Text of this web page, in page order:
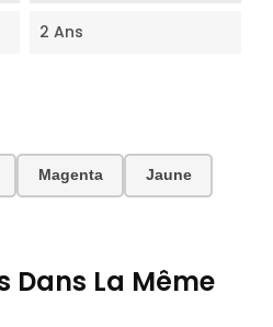
2 Ans
Magenta Jaune
Dans La Même